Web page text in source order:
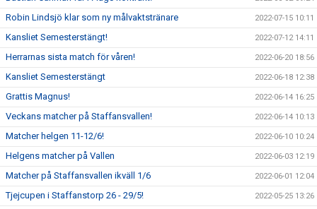
Robin Lindsjö klar som ny målvaktstränare 2022-07-15 10:11
Kansliet Semesterstängt! 2022-07-12 14:11
Herrarnas sista match för våren! 2022-06-20 18:56
Kansliet Semesterstängt 2022-06-18 12:38
Grattis Magnus! 2022-06-14 16:25
Veckans matcher på Staffansvallen! 2022-06-14 10:13
Matcher helgen 11-12/6! 2022-06-10 10:24
Helgens matcher på Vallen 2022-06-03 12:19
Matcher på Staffansvallen ikväll 1/6 2022-06-01 12:04
Tjejcupen i Staffanstorp 26 - 29/5! 2022-05-25 13:26